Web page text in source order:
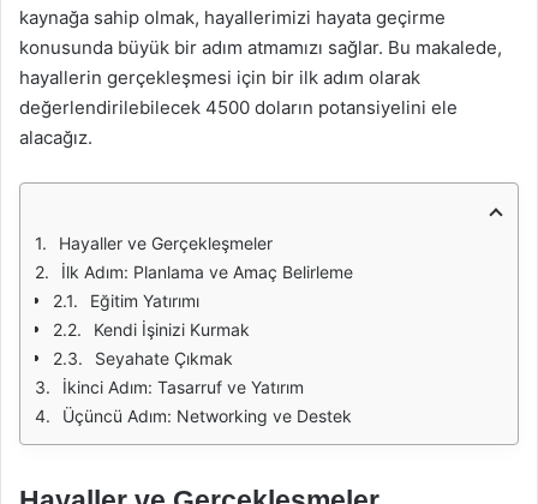
kaynağa sahip olmak, hayallerimizi hayata geçirme
konusunda büyük bir adım atmamızı sağlar. Bu makalede,
hayallerin gerçekleşmesi için bir ilk adım olarak
değerlendirilebilecek 4500 doların potansiyelini ele
alacağız.
Hayaller ve Gerçekleşmeler
İlk Adım: Planlama ve Amaç Belirleme
Eğitim Yatırımı
Kendi İşinizi Kurmak
Seyahate Çıkmak
İkinci Adım: Tasarruf ve Yatırım
Üçüncü Adım: Networking ve Destek